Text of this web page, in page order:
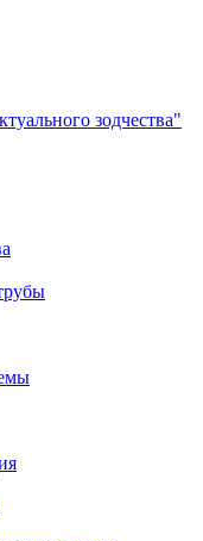
зодчества"